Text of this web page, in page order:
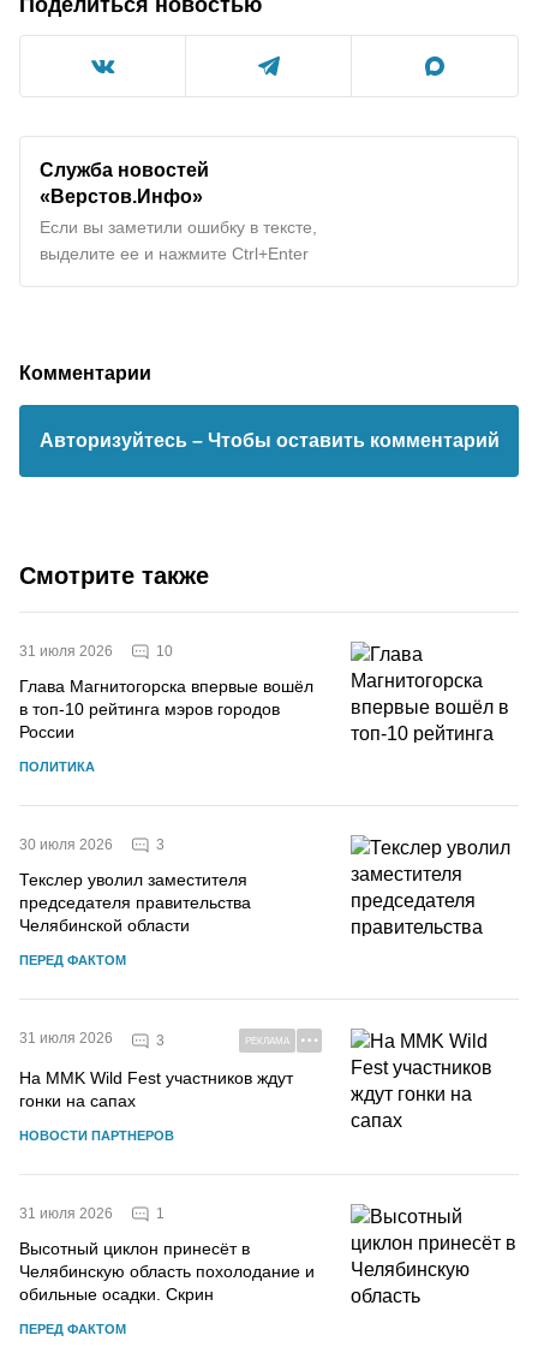
Поделиться новостью
Служба новостей
«Верстов.Инфо»
Если вы заметили ошибку в тексте,
выделите ее и нажмите Ctrl+Enter
Комментарии
Авторизуйтесь – Чтобы оставить комментарий
Смотрите также
31 июля 2026 10
Глава Магнитогорска впервые вошёл
в топ-10 рейтинга мэров городов
России
ПОЛИТИКА
30 июля 2026 3
Текслер уволил заместителя
председателя правительства
Челябинской области
ПЕРЕД ФАКТОМ
31 июля 2026 3 РЕКЛАМА
На MMK Wild Fest участников ждут
гонки на сапах
НОВОСТИ ПАРТНЕРОВ
31 июля 2026 1
Высотный циклон принесёт в
Челябинскую область похолодание и
обильные осадки. Скрин
ПЕРЕД ФАКТОМ